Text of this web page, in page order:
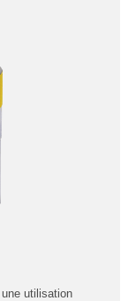
utilisation